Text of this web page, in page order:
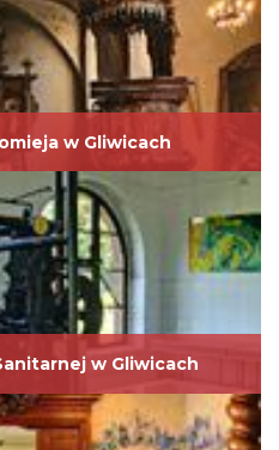
w Gliwicach
w Gliwicach